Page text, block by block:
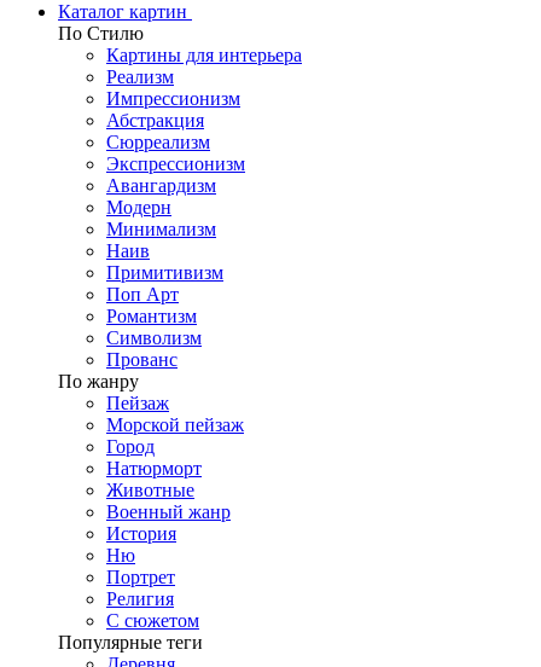
Каталог картин
По Стилю
Картины для интерьера
Реализм
Импрессионизм
Абстракция
Сюрреализм
Экспрессионизм
Авангардизм
Модерн
Минимализм
Наив
Примитивизм
Поп Арт
Романтизм
Символизм
Прованс
По жанру
Пейзаж
Морской пейзаж
Город
Натюрморт
Животные
Военный жанр
История
Ню
Портрет
Религия
С сюжетом
Популярные теги